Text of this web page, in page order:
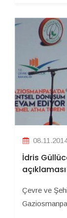
İdris
Çevre ve